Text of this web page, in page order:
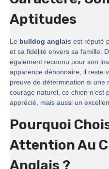
Aptitudes
Le bulldog anglais est réputé
et sa fidélité envers sa famille.
également reconnu pour son
apparence débonnaire, il reste
preuve de détermination si une
courage naturel, ce chien n’est
apprécié, mais aussi un
Pourquoi
Attention Au
Anglais ?